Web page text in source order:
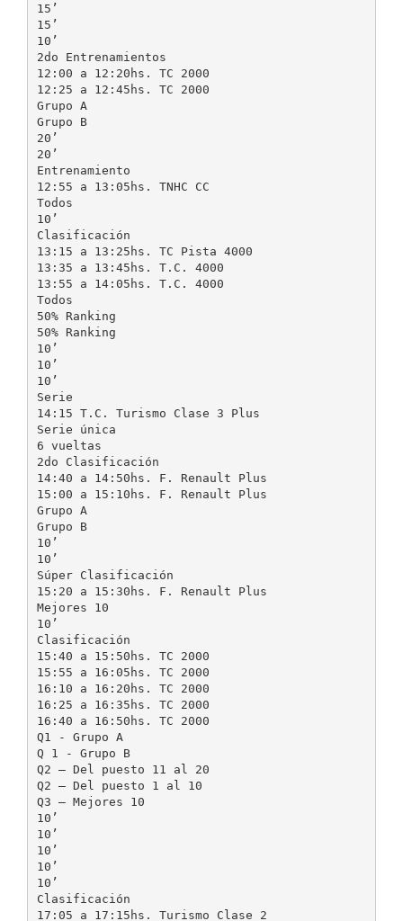
15’
15’
10’
2do Entrenamientos
12:00 a 12:20hs. TC 2000
12:25 a 12:45hs. TC 2000
Grupo A
Grupo B
20’
20’
Entrenamiento
12:55 a 13:05hs. TNHC CC
Todos
10’
Clasificación
13:15 a 13:25hs. TC Pista 4000
13:35 a 13:45hs. T.C. 4000
13:55 a 14:05hs. T.C. 4000
Todos
50% Ranking
50% Ranking
10’
10’
10’
Serie
14:15 T.C. Turismo Clase 3 Plus
Serie única
6 vueltas
2do Clasificación
14:40 a 14:50hs. F. Renault Plus
15:00 a 15:10hs. F. Renault Plus
Grupo A
Grupo B
10’
10’
Súper Clasificación
15:20 a 15:30hs. F. Renault Plus
Mejores 10
10’
Clasificación
15:40 a 15:50hs. TC 2000
15:55 a 16:05hs. TC 2000
16:10 a 16:20hs. TC 2000
16:25 a 16:35hs. TC 2000
16:40 a 16:50hs. TC 2000
Q1 - Grupo A
Q 1 - Grupo B
Q2 – Del puesto 11 al 20
Q2 – Del puesto 1 al 10
Q3 – Mejores 10
10’
10’
10’
10’
10’
Clasificación
17:05 a 17:15hs. Turismo Clase 2